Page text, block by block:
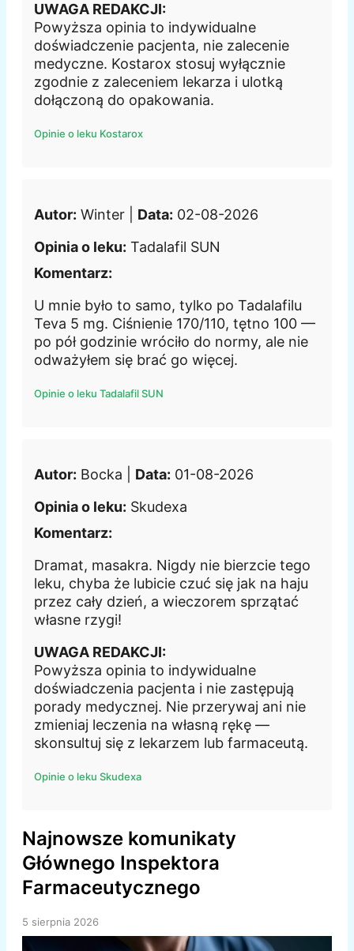
UWAGA REDAKCJI:
Powyższa opinia to indywidualne
doświadczenie pacjenta, nie zalecenie
medyczne. Kostarox stosuj wyłącznie
zgodnie z zaleceniem lekarza i ulotką
dołączoną do opakowania.
Opinie o leku Kostarox
Autor: Winter | Data: 02-08-2026
Opinia o leku: Tadalafil SUN
Komentarz:
U mnie było to samo, tylko po Tadalafilu
Teva 5 mg. Ciśnienie 170/110, tętno 100 —
po pół godzinie wróciło do normy, ale nie
odważyłem się brać go więcej.
Opinie o leku Tadalafil SUN
Autor: Bocka | Data: 01-08-2026
Opinia o leku: Skudexa
Komentarz:
Dramat, masakra. Nigdy nie bierzcie tego
leku, chyba że lubicie czuć się jak na haju
przez cały dzień, a wieczorem sprzątać
własne rzygi!
UWAGA REDAKCJI:
Powyższa opinia to indywidualne
doświadczenia pacjenta i nie zastępują
porady medycznej. Nie przerywaj ani nie
zmieniaj leczenia na własną rękę —
skonsultuj się z lekarzem lub farmaceutą.
Opinie o leku Skudexa
Najnowsze komunikaty
Głównego Inspektora
Farmaceutycznego
5 sierpnia 2026